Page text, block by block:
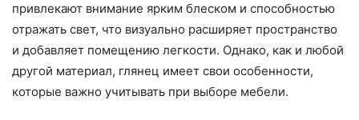
привлекают внимание ярким блеском и способностью
отражать свет, что визуально расширяет пространство
и добавляет помещению легкости. Однако, как и любой
другой материал, глянец имеет свои особенности,
которые важно учитывать при выборе мебели.